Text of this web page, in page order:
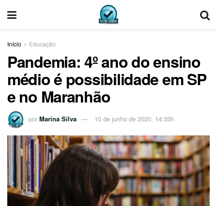
Início Educação
Pandemia: 4º ano do ensino
médio é possibilidade em SP
e no Maranhão
por Marina Silva 10 de junho de 2020, 14:35h